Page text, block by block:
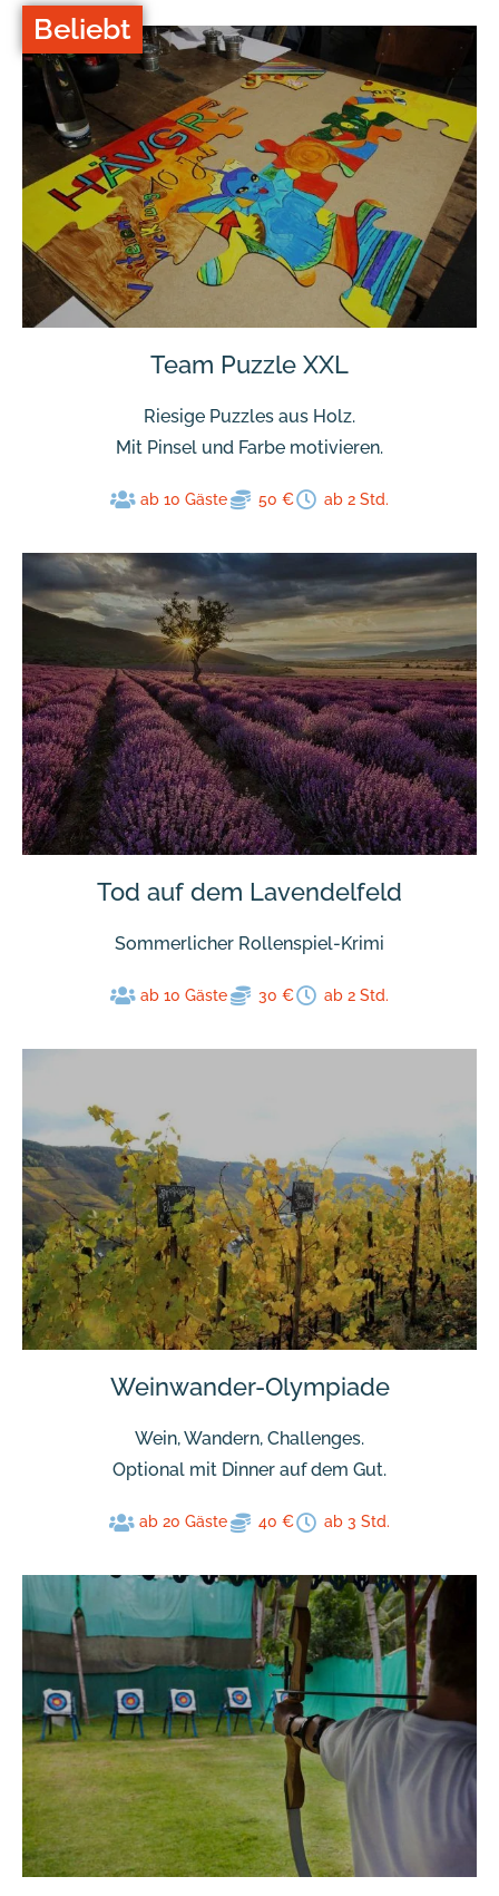
Beliebt
Team Puzzle XXL
Riesige Puzzles aus Holz.
Mit Pinsel und Farbe motivieren.
ab 10 Gäste 50 € ab 2 Std.
Tod auf dem Lavendelfeld
Sommerlicher Rollenspiel-Krimi
ab 10 Gäste 30 € ab 2 Std.
Weinwander-Olympiade
Wein, Wandern, Challenges.
Optional mit Dinner auf dem Gut.
ab 20 Gäste 40 € ab 3 Std.